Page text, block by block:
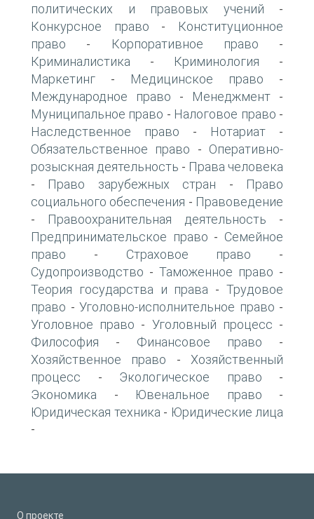
политических и правовых учений -
Конкурсное право -
Конституционное
право - Корпоративное право -
Криминалистика - Криминология -
Маркетинг - Медицинское право -
Международное право - Менеджмент -
Муниципальное право - Налоговое право -
Наследственное право - Нотариат -
Обязательственное право - Оперативно-
розыскная деятельность - Права человека
- Право зарубежных стран -
Право
социального обеспечения - Правоведение
- Правоохранительная деятельность -
Предпринимательское право - Семейное
право - Страховое право -
Судопроизводство - Таможенное право -
Теория государства и права -Трудовое
право - Уголовно-исполнительное право -
Уголовное право - Уголовный процесс -
Философия - Финансовое право -
Хозяйственное право - Хозяйственный
процесс - Экологическое право -
Экономика - Ювенальное право -
Юридическая техника - Юридические лица
-
О проекте